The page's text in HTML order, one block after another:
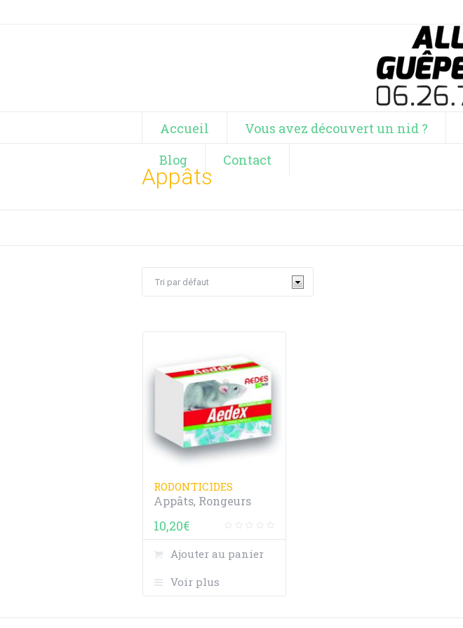
Accueil Vous avez découvert un nid ?
Blog
Contact
Appâts
RODONTICIDES
Appâts, Rongeurs
10,20€
Ajouter au panier
Voir plus